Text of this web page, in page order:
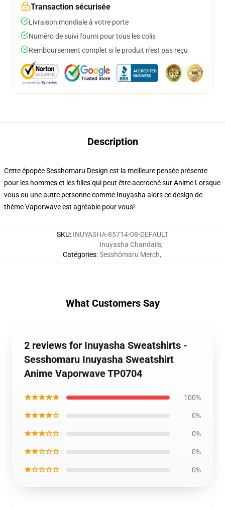
Transaction sécurisée
Livraison mondiale à votre porte
Numéro de suivi fourni pour tous les colis
Remboursement complet si le produit n'est pas reçu
Description
Cette épopée Sesshomaru Design est la meilleure pensée présente
pour les hommes et les filles qui peut être accroché sur Anime Lorsque
vous ou une autre personne comme Inuyasha alors ce design de
thème Vaporwave est agréable pour vous!
SKU: INUYASHA-85714-08-DEFAULT
Catégories:
Inuyasha Chandails,
Sesshōmaru Merch,
What Customers Say
2 reviews for Inuyasha Sweatshirts -
Sesshomaru Inuyasha Sweatshirt
Anime Vaporwave TP0704
★★★★★ 100%
★★★★☆ 0%
★★★☆☆ 0%
★★☆☆☆ 0%
★☆☆☆☆ 0%